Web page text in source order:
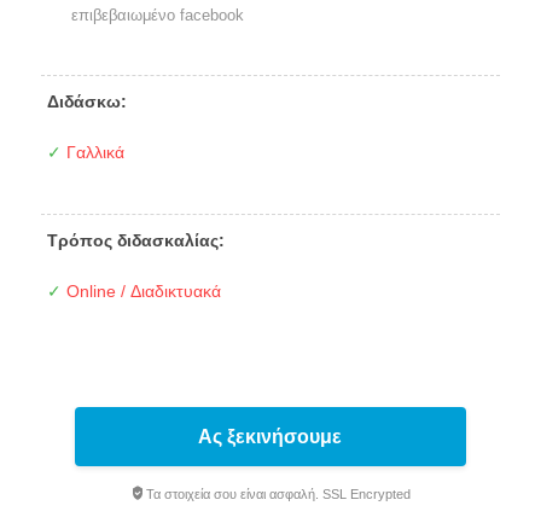
επιβεβαιωμένο facebook
Διδάσκω:
✓ Γαλλικά
Τρόπος διδασκαλίας:
✓ Online / Διαδικτυακά
Ας ξεκινήσουμε
Τα στοιχεία σου είναι ασφαλή. SSL Encrypted